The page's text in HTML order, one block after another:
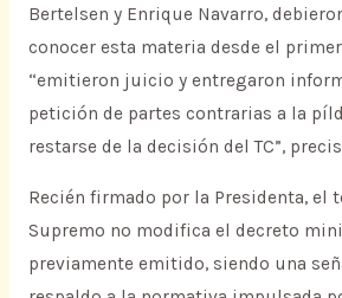
Bertelsen y Enrique Navarro,
conocer esta materia desde el
“emitieron juicio y entregaron
petición de partes contrarias a la
restarse de la decisión del TC”,
Recién firmado por la Presidenta, el
Supremo no modifica el decreto
previamente emitido, siendo una